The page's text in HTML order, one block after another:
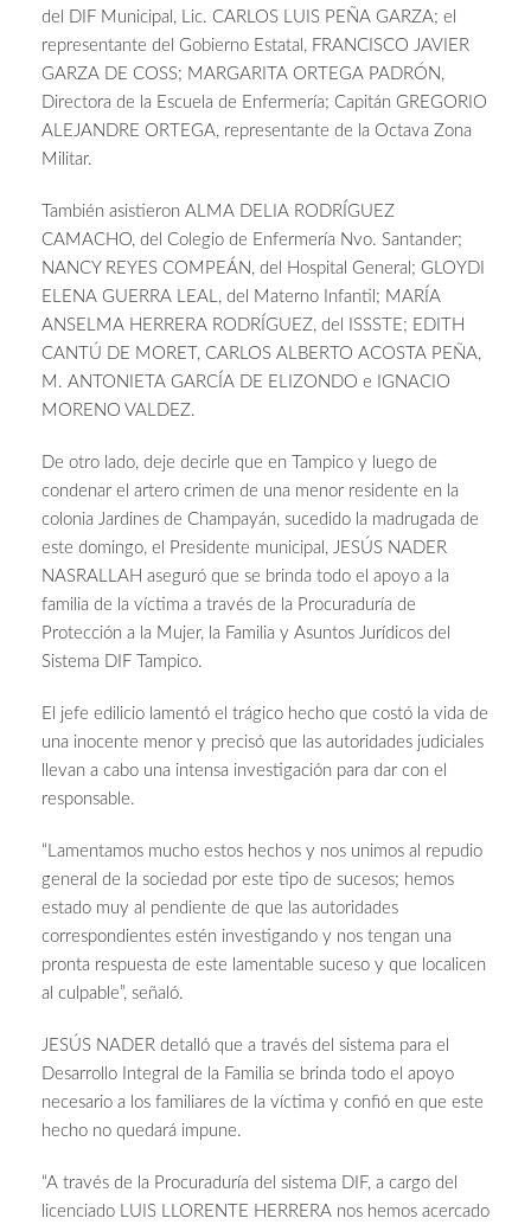
del DIF Municipal, Lic. CARLOS LUIS PEÑA GARZA; el
representante del Gobierno Estatal, FRANCISCO JAVIER
GARZA DE COSS; MARGARITA ORTEGA PADRÓN,
Directora de la Escuela de Enfermería; Capitán GREGORIO
ALEJANDRE ORTEGA, representante de la Octava Zona
Militar.
También asistieron ALMA DELIA RODRÍGUEZ
CAMACHO, del Colegio de Enfermería Nvo. Santander;
NANCY REYES COMPEÁN, del Hospital General; GLOYDI
ELENA GUERRA LEAL, del Materno Infantil; MARÍA
ANSELMA HERRERA RODRÍGUEZ, del ISSSTE; EDITH
CANTÚ DE MORET, CARLOS ALBERTO ACOSTA PEÑA,
M. ANTONIETA GARCÍA DE ELIZONDO e IGNACIO
MORENO VALDEZ.
De otro lado, deje decirle que en Tampico y luego de
condenar el artero crimen de una menor residente en la
colonia Jardines de Champayán, sucedido la madrugada de
este domingo, el Presidente municipal, JESÚS NADER
NASRALLAH aseguró que se brinda todo el apoyo a la
familia de la víctima a través de la Procuraduría de
Protección a la Mujer, la Familia y Asuntos Jurídicos del
Sistema DIF Tampico.
El jefe edilicio lamentó el trágico hecho que costó la vida de
una inocente menor y precisó que las autoridades judiciales
llevan a cabo una intensa investigación para dar con el
responsable.
“Lamentamos mucho estos hechos y nos unimos al repudio
general de la sociedad por este tipo de sucesos; hemos
estado muy al pendiente de que las autoridades
correspondientes estén investigando y nos tengan una
pronta respuesta de este lamentable suceso y que localicen
al culpable”, señaló.
JESÚS NADER detalló que a través del sistema para el
Desarrollo Integral de la Familia se brinda todo el apoyo
necesario a los familiares de la víctima y confió en que este
hecho no quedará impune.
“A través de la Procuraduría del sistema DIF, a cargo del
licenciado LUIS LLORENTE HERRERA nos hemos acercado